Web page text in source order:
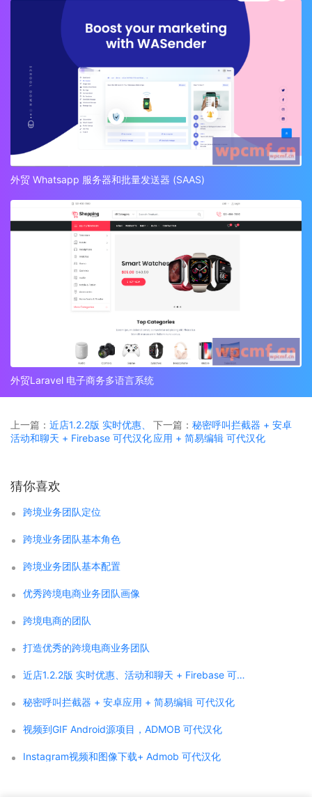
外贸 Whatsapp 服务器和批量发送器 (SAAS)
外贸Laravel 电子商务多语言系统
上一篇： 近店1.2.2版 实时优惠、
活动和聊天 + Firebase 可代汉化
下一篇： 秘密呼叫拦截器 + 安卓
应用 + 简易编辑 可代汉化
猜你喜欢
跨境业务团队定位
跨境业务团队基本角色
跨境业务团队基本配置
优秀跨境电商业务团队画像
跨境电商的团队
打造优秀的跨境电商业务团队
近店1.2.2版 实时优惠、活动和聊天 + Firebase 可代汉化
秘密呼叫拦截器 + 安卓应用 + 简易编辑 可代汉化
视频到GIF Android源项目，ADMOB 可代汉化
Instagram视频和图像下载+ Admob 可代汉化